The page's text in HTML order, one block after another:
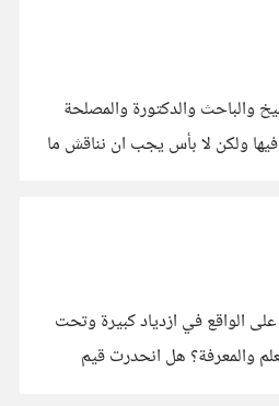
والباحث والدكتورة والمصلحة
ولكن لا بأس يجب ان نناقش ما
الواقع في ازدياد كبيرة وتحت
والمعرفة؟ هل انحدرت قيم